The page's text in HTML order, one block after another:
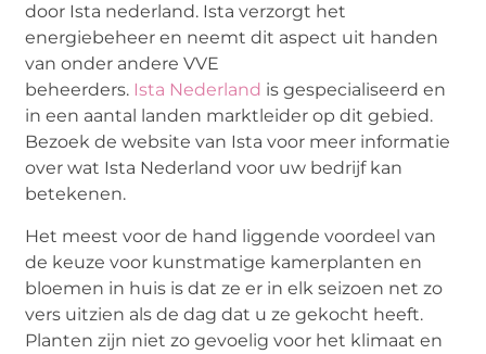
door Ista nederland. Ista verzorgt het
energiebeheer en neemt dit aspect uit handen
van onder andere VVE
beheerders. Ista Nederland is gespecialiseerd en
in een aantal landen marktleider op dit gebied.
Bezoek de website van Ista voor meer informatie
over wat Ista Nederland voor uw bedrijf kan
betekenen.
Het meest voor de hand liggende voordeel van
de keuze voor kunstmatige kamerplanten en
bloemen in huis is dat ze er in elk seizoen net zo
vers uitzien als de dag dat u ze gekocht heeft.
Planten zijn niet zo gevoelig voor het klimaat en